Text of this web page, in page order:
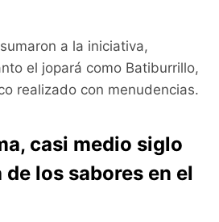
a la iniciativa,
el jopará como Batiburrillo,
realizado con menudencias.
casi medio siglo
los sabores en el